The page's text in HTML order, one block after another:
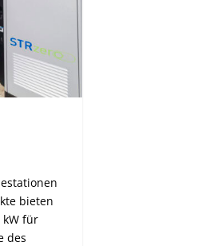
bieten
kW für
des